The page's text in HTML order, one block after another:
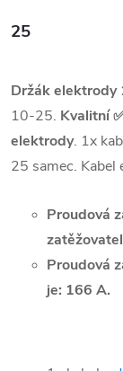
25
Držák elektrody
10-25. Kvalitní
elektrody. 1x
25 samec. Kabel
Proudová
Proudová
je: 166 A.